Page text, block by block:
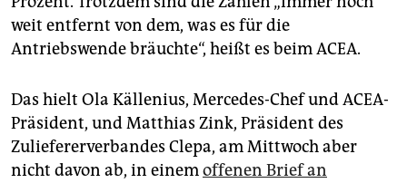
weit entfernt von dem, was es für die
Antriebswende bräuchte“, heißt es beim ACEA.
Das hielt Ola Källenius, Mercedes-Chef und ACEA-
Präsident, und Matthias Zink, Präsident des
Zuliefererverbandes Clepa, am Mittwoch aber
nicht davon ab, in einemoffenen Brief an